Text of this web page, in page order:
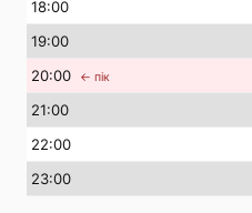
18:00
19:00
20:00 ← пік
21:00
22:00
23:00